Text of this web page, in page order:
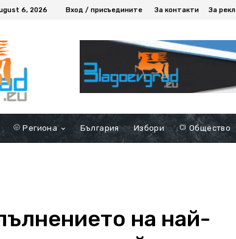
6, 2026 Вход / присъедините За контакти За
Региона България Избори Общество
на най-